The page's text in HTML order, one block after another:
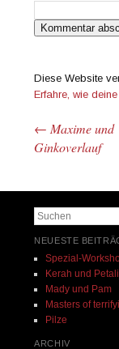
Diese Website
Erfahre, wie
Beitrags-
← Maxime und
Ginkoverlauf
Suchen
NEUESTE
Spezial-
Kerah und Petali
Mady und Pam
Masters of
Pilze
ARCHIV